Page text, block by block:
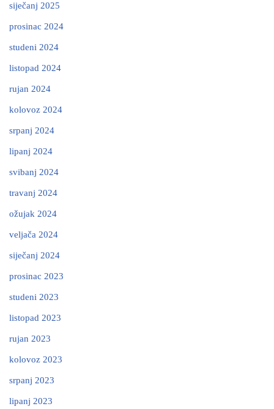
siječanj 2025
prosinac 2024
studeni 2024
listopad 2024
rujan 2024
kolovoz 2024
srpanj 2024
lipanj 2024
svibanj 2024
travanj 2024
ožujak 2024
veljača 2024
siječanj 2024
prosinac 2023
studeni 2023
listopad 2023
rujan 2023
kolovoz 2023
srpanj 2023
lipanj 2023